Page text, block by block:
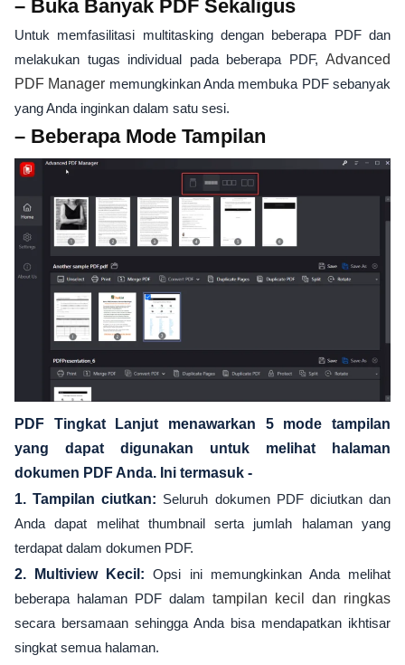
– Buka Banyak PDF Sekaligus
Untuk memfasilitasi multitasking dengan beberapa PDF dan
melakukan tugas individual pada beberapa PDF, Advanced
PDF Manager memungkinkan Anda membuka PDF sebanyak
yang Anda inginkan dalam satu sesi.
– Beberapa Mode Tampilan
PDF Tingkat Lanjut menawarkan 5 mode tampilan
yang dapat digunakan untuk melihat halaman
dokumen PDF Anda. Ini termasuk -
1. Tampilan ciutkan: Seluruh dokumen PDF diciutkan dan
Anda dapat melihat thumbnail serta jumlah halaman yang
terdapat dalam dokumen PDF.
2. Multiview Kecil: Opsi ini memungkinkan Anda melihat
beberapa halaman PDF dalam tampilan kecil dan ringkas
secara bersamaan sehingga Anda bisa mendapatkan ikhtisar
singkat semua halaman.